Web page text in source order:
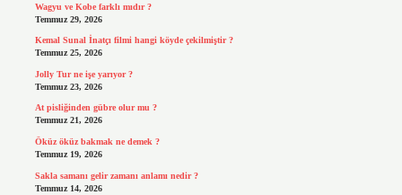
Wagyu ve Kobe farklı mıdır ?
Temmuz 29, 2026
Kemal Sunal İnatçı filmi hangi köyde çekilmiştir ?
Temmuz 25, 2026
Jolly Tur ne işe yarıyor ?
Temmuz 23, 2026
At pisliğinden gübre olur mu ?
Temmuz 21, 2026
Öküz öküz bakmak ne demek ?
Temmuz 19, 2026
Sakla samanı gelir zamanı anlamı nedir ?
Temmuz 14, 2026